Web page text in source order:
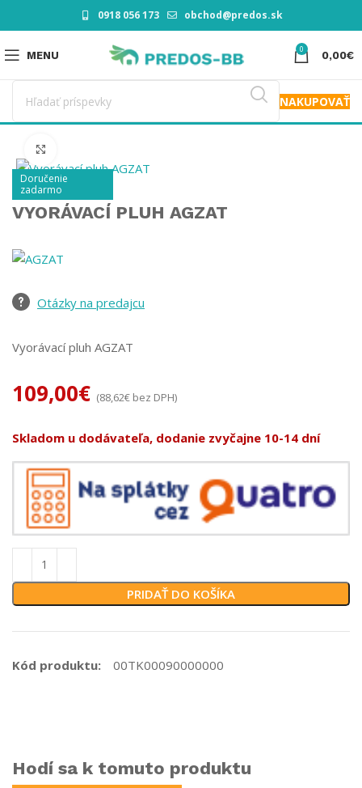
0918 056 173 obchod@predos.sk
MENU 0 0,00€
NAKUPOVAŤ
Doručenie
zadarmo
VYORÁVACÍ PLUH AGZAT
Otázky na predajcu
Vyorávací pluh AGZAT
109,00€ (88,62€ bez DPH)
Skladom u dodávateľa, dodanie zvyčajne 10-14 dní
PRIDAŤ DO KOŠÍKA
Kód produktu: 00TK00090000000
Hodí sa k tomuto produktu